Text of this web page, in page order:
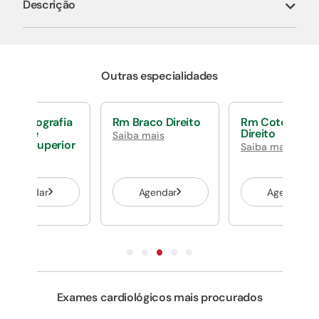
Descrição
Outras especialidades
De
Superior
Agendar
Rm Braco Direito
Saiba mais
Agendar
Rm Cotovelo
Direito
Saiba mais
Agendar
Exames cardiológicos mais procurados